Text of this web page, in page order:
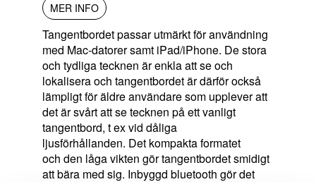
MER INFO
Tangentbordet passar utmärkt för användning
med Mac-datorer samt iPad/iPhone. De stora
och tydliga tecknen är enkla att se och
lokalisera och tangentbordet är därför också
lämpligt för äldre användare som upplever att
det är svårt att se tecknen på ett vanligt
tangentbord, t ex vid dåliga
ljusförhållanden. Det kompakta formatet
och den låga vikten gör tangentbordet smidigt
att bära med sig. Inbyggd bluetooth gör det